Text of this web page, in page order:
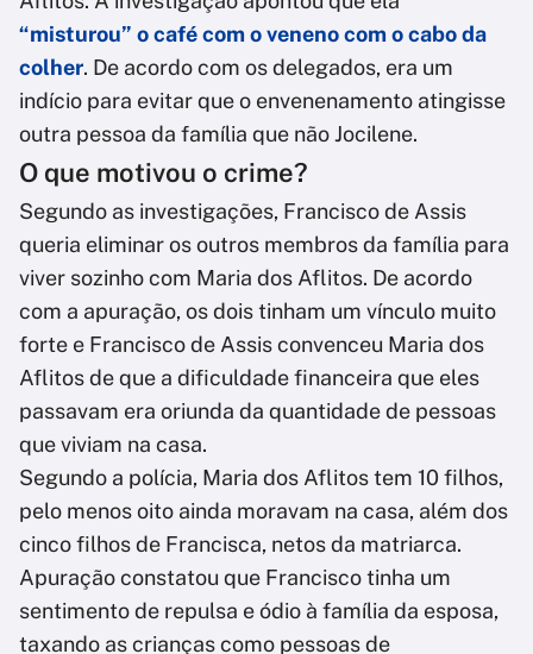
“misturou” o café com o veneno com o cabo da
colher. De acordo com os delegados, era um
indício para evitar que o envenenamento atingisse
outra pessoa da família que não Jocilene.
O que motivou o crime?
Segundo as investigações, Francisco de Assis
queria eliminar os outros membros da família para
viver sozinho com Maria dos Aflitos. De acordo
com a apuração, os dois tinham um vínculo muito
forte e Francisco de Assis convenceu Maria dos
Aflitos de que a dificuldade financeira que eles
passavam era oriunda da quantidade de pessoas
que viviam na casa.
Segundo a polícia, Maria dos Aflitos tem 10 filhos,
pelo menos oito ainda moravam na casa, além dos
cinco filhos de Francisca, netos da matriarca.
Apuração constatou que Francisco tinha um
sentimento de repulsa e ódio à família da esposa,
taxando as crianças como pessoas de